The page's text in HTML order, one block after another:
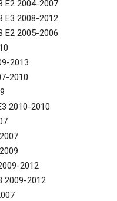
E2 2004-2007
E3 2008-2012
E2 2005-2006
2013
2010
2010-2010
2012
2009-2012